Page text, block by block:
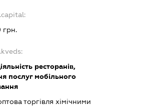
грн.
ресторанів,
послуг мобільного
торгівля хімічними